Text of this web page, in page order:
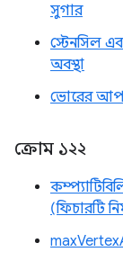
সুগার
স্টেনসিল
অবস্থা
ভোরের
ক্রোম ১২২
(ফিচারটি